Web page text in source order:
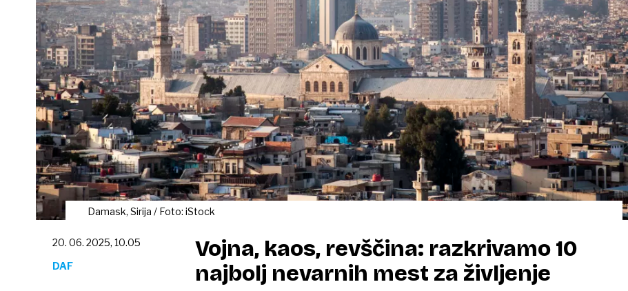
Damask, Sirija / Foto: iStock
Vojna, kaos, revščina: razkrivamo 10
najbolj nevarnih mest za življenje
20. 06. 2025, 10.05
DAF